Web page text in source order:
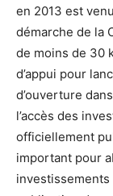
en 2013 est
démarche de la
de moins de 30
d’appui pour
d’ouverture
l’accès des
officiellement
important pour
investissements